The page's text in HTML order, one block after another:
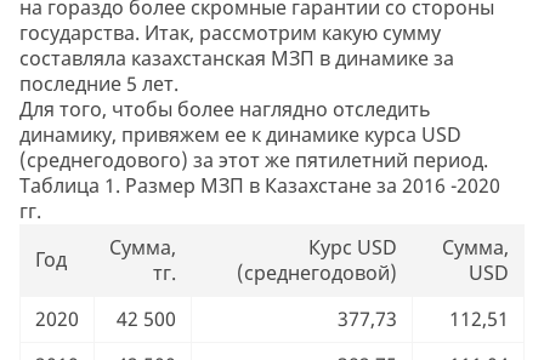
на гораздо более скромные гарантии со стороны
государства. Итак, рассмотрим какую сумму
составляла казахстанская МЗП в динамике за
последние 5 лет.
Для того, чтобы более наглядно отследить
динамику, привяжем ее к динамике курса USD
(среднегодового) за этот же пятилетний период.
Таблица 1. Размер МЗП в Казахстане за 2016 -2020
гг.
Год
Сумма,
тг.
Курс USD
(среднегодовой)
Сумма,
USD
2020
42 500 377,73
112,51